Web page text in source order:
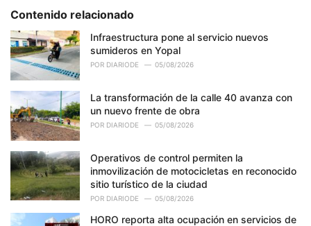
i
s
:
Contenido relacionado
Infraestructura pone al servicio nuevos
sumideros en Yopal
POR DIARIODE 05/08/2026
La transformación de la calle 40 avanza con
un nuevo frente de obra
POR DIARIODE 05/08/2026
Operativos de control permiten la
inmovilización de motocicletas en reconocido
sitio turístico de la ciudad
POR DIARIODE 05/08/2026
HORO reporta alta ocupación en servicios de